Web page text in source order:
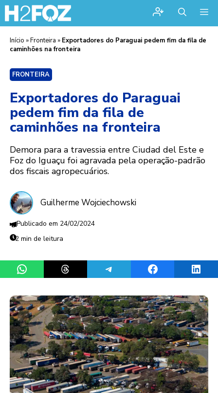
Início »Fronteira » Exportadores do Paraguai pedem fim da fila de
caminhões na fronteira
FRONTEIRA
Exportadores do Paraguai
pedem fim da fila de
caminhões na fronteira
Demora para a travessia entre Ciudad del Este e
Foz do Iguaçu foi agravada pela operação-padrão
dos fiscais agropecuários.
Guilherme Wojciechowski
24/02/2024
2 min de leitura
Share on WhatsAppShare on ThreadsShare on TelegramShare on Facebook